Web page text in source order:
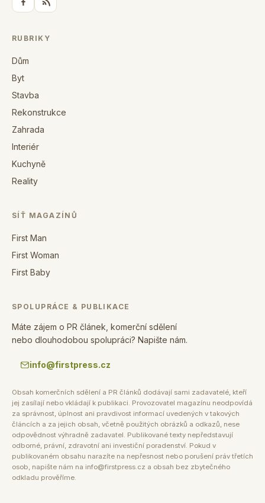
RUBRIKY
Dům
Byt
Stavba
Rekonstrukce
Zahrada
Interiér
Kuchyně
Reality
SÍŤ MAGAZÍNŮ
First Man
First Woman
First Baby
SPOLUPRÁCE & PUBLIKACE
Máte zájem o PR článek, komerční sdělení
nebo dlouhodobou spolupráci? Napište nám.
info@firstpress.cz
Obsah komerčních sdělení a PR článků dodávají sami zadavatelé, kteří
jej zasílají nebo vkládají k publikaci. Provozovatel magazínu neodpovídá
za správnost, úplnost ani pravdivost informací uvedených v takových
článcích a za jejich obsah, včetně použitých obrázků a odkazů, nese
odpovědnost výhradně zadavatel. Publikované texty nepředstavují
odborné, právní, zdravotní ani investiční poradenství. Pokud v
publikovaném obsahu narazíte na nepřesnost nebo porušení práv třetích
osob, napište nám na info@firstpress.cz a obsah bez zbytečného
odkladu prověříme.